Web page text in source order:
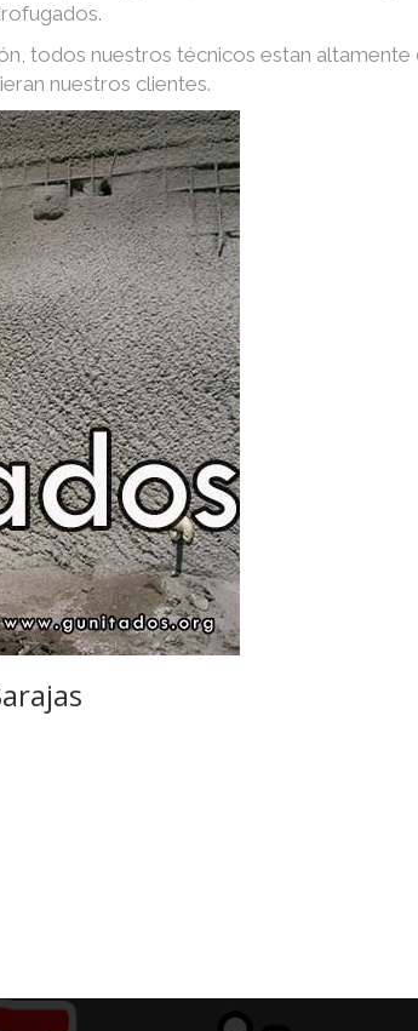
todos nuestros técnicos estan altamente
nuestros clientes.